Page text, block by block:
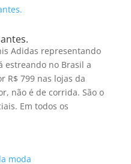
Adidas representando
estreando no Brasil a
R$ 799 nas lojas da
não é de corrida. São o
Em todos os